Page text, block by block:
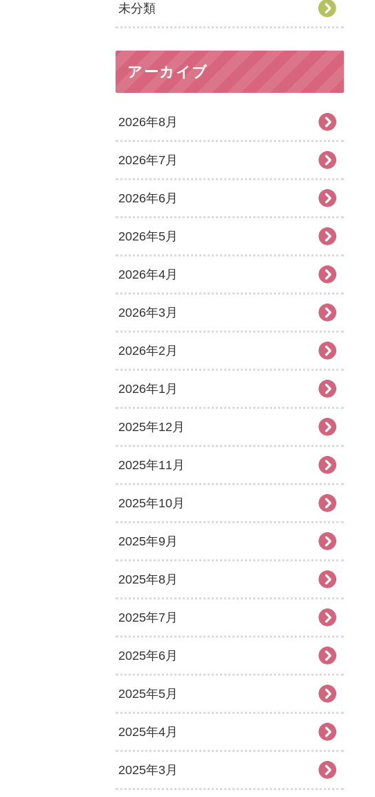
未分類
アーカイブ
2026年8月
2026年7月
2026年6月
2026年5月
2026年4月
2026年3月
2026年2月
2026年1月
2025年12月
2025年11月
2025年10月
2025年9月
2025年8月
2025年7月
2025年6月
2025年5月
2025年4月
2025年3月